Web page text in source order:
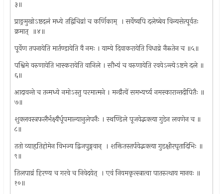
३॥
प्राङ्रमुखोऽष्टदलं मध्ये तद्विचिव्रां च कर्णिकाम् ‍ । सर्वेष्वपि दलेष्बेव विन्यसेत्पूर्वतः
क्रमात् ‍ ॥४॥
पूर्वेण तपनायेति मार्तण्डायेति वै नमः । याम्ये दिवाकरायेति विधाव्रे नैऋतेन च ॥५॥
पश्विमे वरुणायेति भास्करायेति वानिले । सौभ्यं च वरुणायेति रवयेऽन्त्येऽष्टमे दले ॥
६॥
आदावन्ते च तन्मध्ये नमोऽस्तु परमात्मने । मन्व्रैत्वें समभ्यर्च्य नमस्कारान्तदीपितैः ॥
७॥
शुक्लवस्त्रफलैर्भक्ष्यैर्धूपमाल्यानुलेपनैः । स्थण्डिले पूजयेद्भक्त्या गुडेन लवणेन च ॥
८॥
ततो व्याहृतिहोमेन विभज्य द्विजपुङ्गवान् ‍ । शक्तितस्तर्पयेद्भक्त्या गुडक्षीरघृतादिभिः ॥
९॥
तिलपाव्रं हिरण्य च गरवे च निवेदयेत् ‍ । एवं नियमकृत्स्त्रात्वा पातरुत्थाय मानवः ॥
१०॥